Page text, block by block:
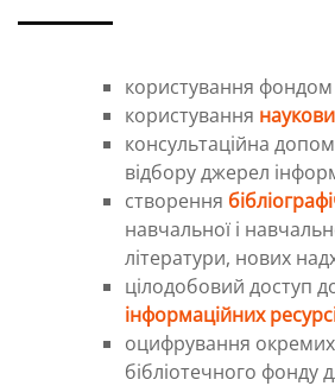
користування фондом
користування
консультаційна
відбору джерел
створення
навчальної і
літератури, нових
цілодобовий доступ
інформаційних
оцифрування
бібліотечного фонду